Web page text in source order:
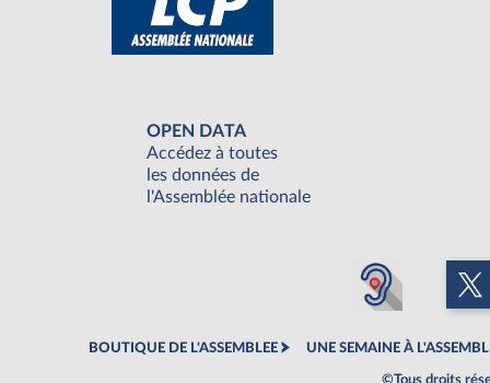
OPEN DATA
Accédez à toutes
les données de
l'Assemblée nationale
BOUTIQUE DE L'ASSEMBLEE UNE SEMAINE À
©Tous droits